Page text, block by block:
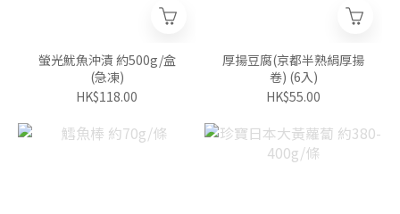
螢光魷魚沖漬 約500g/盒
(急凍)
HK$118.00
厚揚豆腐(京都半熟絹厚揚
卷) (6入)
HK$55.00